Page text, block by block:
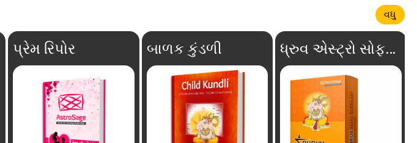
વધુ
પ્રેમ રિપોર બાળક કુંડળી ધ્રુવ એસ્ટ્રો સોફ્ટવેર